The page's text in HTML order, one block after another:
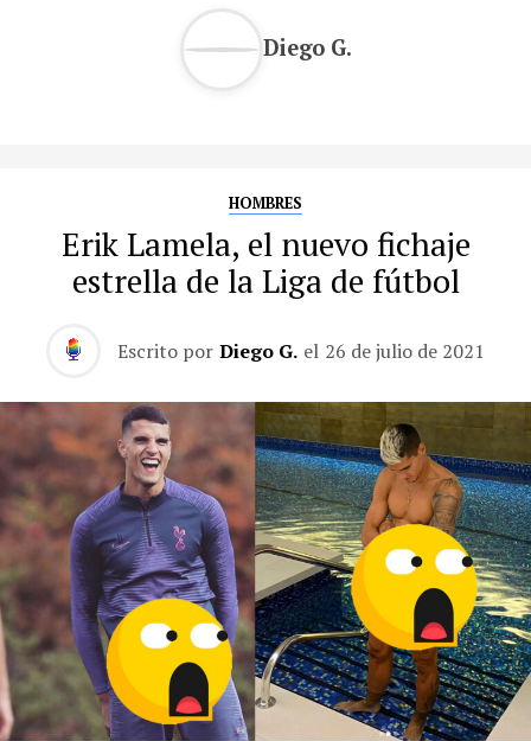
Diego G.
HOMBRES
Erik Lamela, el nuevo fichaje
estrella de la Liga de fútbol
Escrito por Diego G. el 26 de julio de 2021